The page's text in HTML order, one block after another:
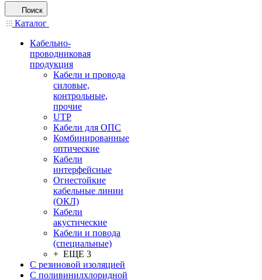
Поиск
Каталог
Кабельно-
проводниковая
продукция
Кабели и провода
силовые,
контрольные,
прочие
UTP
Кабели для ОПС
Комбинированные
оптические
Кабели
интерфейсные
Огнестойкие
кабельные линии
(ОКЛ)
Кабели
акустические
Кабели и повода
(специальные)
+ ЕЩЕ 3
С резиновой изоляцией
С поливинилхлоридной